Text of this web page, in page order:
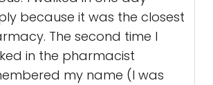
because it was the closest
The second time I
in the pharmacist
my name (I was